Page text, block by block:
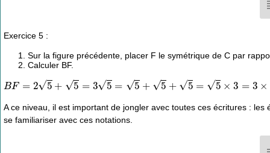
Exercice 5 :
Sur la figure précédente, placer F le symétrique de C par
Calculer BF.
BF= + =3 5+ 5= 5× ×5
A ce niveau, il est important de jongler avec toutes ces écritures :
se familiariser avec ces notations.